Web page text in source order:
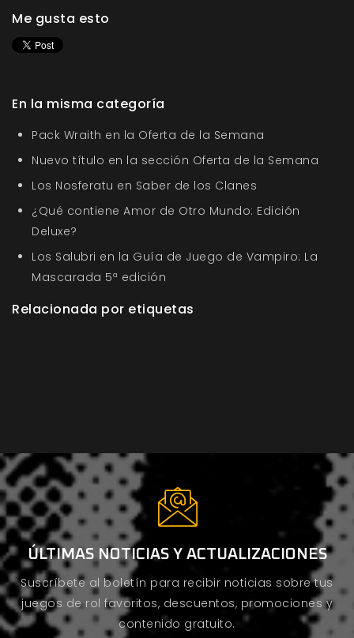
Me gusta esto
En la misma categoría
Pack Wraith en la Oferta de la Semana
Nuevo título en la sección Oferta de la Semana
Los Nosferatu en Saber de los Clanes
¿Qué contiene Amor de Otro Mundo: Edición
Deluxe?
Los Salubri en la Guía de Juego de Vampiro: La
Mascarada 5ª edición
Relacionada por etiquetas
ÚLTIMAS NOTICIAS Y ACTUALIZACIONES
Suscríbete al boletín para recibir noticias sobre tus
juegos de rol favoritos, descuentos, promociones y
contenido gratuito.